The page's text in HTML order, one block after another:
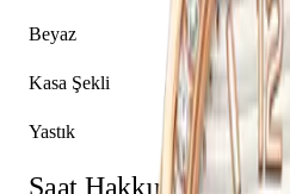
Beyaz
Kasa Şekli
Yastık
Saat Hakkında